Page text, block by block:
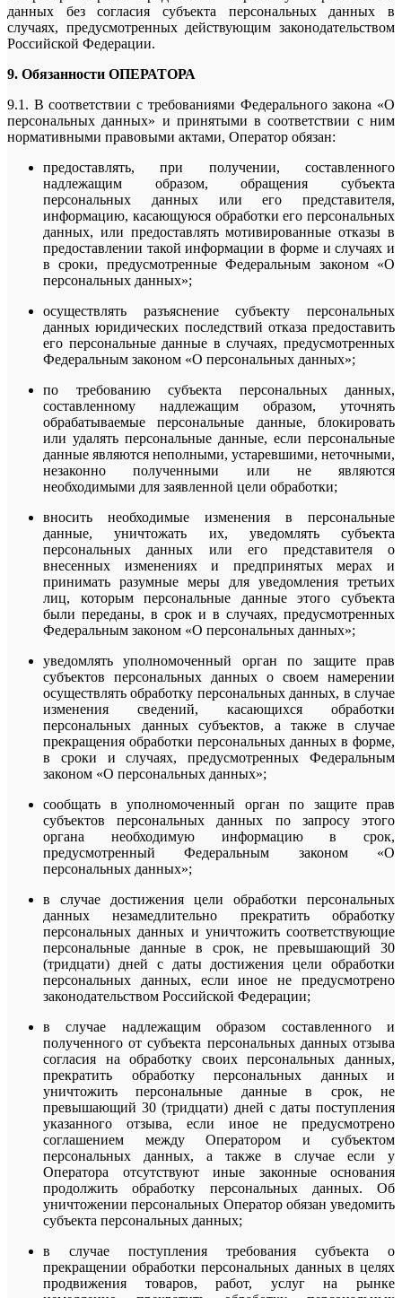
данных без согласия субъекта персональных данных в
случаях, предусмотренных действующим законодательством
Российской Федерации.
9. Обязанности ОПЕРАТОРА
9.1. В соответствии с требованиями Федерального закона «О
персональных данных» и принятыми в соответствии с ним
нормативными правовыми актами, Оператор обязан:
предоставлять, при получении, составленного
надлежащим образом, обращения субъекта
персональных данных или его представителя,
информацию, касающуюся обработки его персональных
данных, или предоставлять мотивированные отказы в
предоставлении такой информации в форме и случаях и
в сроки, предусмотренные Федеральным законом «О
персональных данных»;
осуществлять разъяснение субъекту персональных
данных юридических последствий отказа предоставить
его персональные данные в случаях, предусмотренных
Федеральным законом «О персональных данных»;
по требованию субъекта персональных данных,
составленному надлежащим образом, уточнять
обрабатываемые персональные данные, блокировать
или удалять персональные данные, если персональные
данные являются неполными, устаревшими, неточными,
незаконно полученными или не являются
необходимыми для заявленной цели обработки;
вносить необходимые изменения в персональные
данные, уничтожать их, уведомлять субъекта
персональных данных или его представителя о
внесенных изменениях и предпринятых мерах и
принимать разумные меры для уведомления третьих
лиц, которым персональные данные этого субъекта
были переданы, в срок и в случаях, предусмотренных
Федеральным законом «О персональных данных»;
уведомлять уполномоченный орган по защите прав
субъектов персональных данных о своем намерении
осуществлять обработку персональных данных, в случае
изменения сведений, касающихся обработки
персональных данных субъектов, а также в случае
прекращения обработки персональных данных в форме,
в сроки и случаях, предусмотренных Федеральным
законом «О персональных данных»;
сообщать в уполномоченный орган по защите прав
субъектов персональных данных по запросу этого
органа необходимую информацию в срок,
предусмотренный Федеральным законом «О
персональных данных»;
в случае достижения цели обработки персональных
данных незамедлительно прекратить обработку
персональных данных и уничтожить соответствующие
персональные данные в срок, не превышающий 30
(тридцати) дней с даты достижения цели обработки
персональных данных, если иное не предусмотрено
законодательством Российской Федерации;
в случае надлежащим образом составленного и
полученного от субъекта персональных данных отзыва
согласия на обработку своих персональных данных,
прекратить обработку персональных данных и
уничтожить персональные данные в срок, не
превышающий 30 (тридцати) дней с даты поступления
указанного отзыва, если иное не предусмотрено
соглашением между Оператором и субъектом
персональных данных, а также в случае если у
Оператора отсутствуют иные законные основания
продолжить обработку персональных данных. Об
уничтожении персональных Оператор обязан уведомить
субъекта персональных данных;
в случае поступления требования субъекта о
прекращении обработки персональных данных в целях
продвижения товаров, работ, услуг на рынке